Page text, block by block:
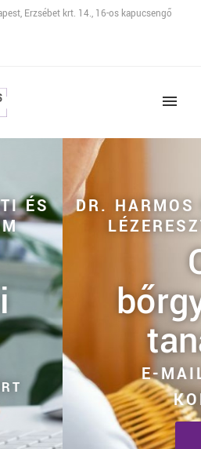
Erzsébet krt. 14., 16-os kapucsengő
ÉS
CENTRUM
ADJUK ÖNÉRT
Tovább